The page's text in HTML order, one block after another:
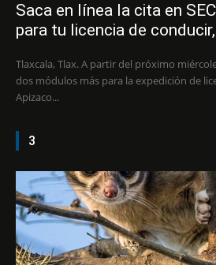
Saca en línea la cita en
para tu licencia de
Tlaxcala, Tlax. A partir del próximo
dos módulos más para la expedición de
Apizaco...
3